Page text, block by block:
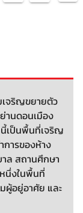
เจริญขยายตัว
านดอนเมือง
เป็นพื้นที่เจริญ
ารของห้าง
ล สถานศึกษา
นึ่งในพื้นที่
ผู้อยู่อาศัย และ